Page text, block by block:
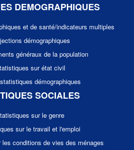
DEMOGRAPHIQUES
et de santé/indicateurs multiples
démographiques
généraux de la population
sur état civil
démographiques
SOCIALES
sur le genre
sur le travail et l'emploi
conditions de vies des ménages